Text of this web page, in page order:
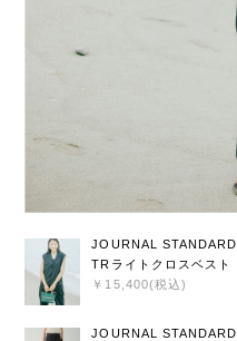
JOURNAL STANDARD
TRライトクロスベスト
￥15,400(税込)
JOURNAL STANDARD